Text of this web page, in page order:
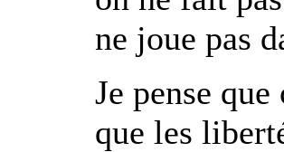
ne joue pas
Je pense
que les